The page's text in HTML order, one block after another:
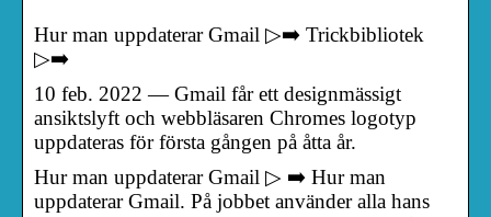
Hur man uppdaterar Gmail ▷➡️ Trickbibliotek
▷➡️
10 feb. 2022 — Gmail får ett designmässigt
ansiktslyft och webbläsaren Chromes logotyp
uppdateras för första gången på åtta år.
Hur man uppdaterar Gmail ▷ ➡️ Hur man
uppdaterar Gmail. På jobbet använder alla hans